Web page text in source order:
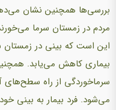
بررسی‌ها همچنین نشان
مردم در زمستان سرما
این است كه بینی در زمستان
بیماری كاهش می‌یابد.
سرماخوردگی از راه سطح‌های
می‌شود. فرد بیمار به بینی